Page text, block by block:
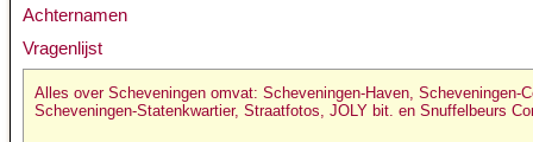
Achternamen
Vragenlijst
Alles over Scheveningen omvat: Scheveningen-Haven, Scheveningen-
Scheveningen-Statenkwartier, Straatfotos, JOLY bit. en Snuffelbeurs